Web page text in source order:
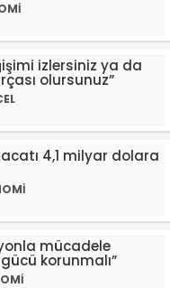
izlersiniz ya da
olursunuz”
4,1 milyar dolara
mücadele
korunmalı”